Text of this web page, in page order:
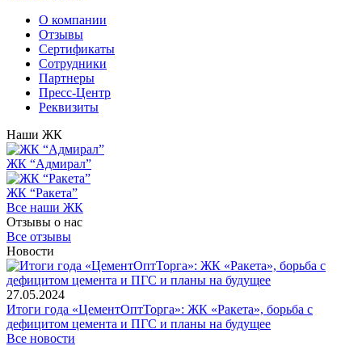
О компании
Отзывы
Сертификаты
Сотрудники
Партнеры
Пресс-Центр
Реквизиты
Наши ЖК
ЖК “Адмирал”
ЖК “Ракета”
Все наши ЖК
Отзывы о нас
Все отзывы
Новости
27.05.2024
Итоги года «ЦементОптТорга»: ЖК «Ракета», борьба с
дефицитом цемента и ПГС и планы на будущее
Все новости